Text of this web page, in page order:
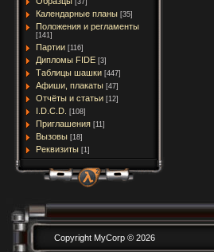
[37]
Календарные планы [35]
Положения и регламенты
[141]
Партии [116]
Дипломы FIDE [3]
Таблицы шашки [447]
Афиши, плакаты [47]
Отчёты и статьи [12]
I.D.C.D. [108]
Приглашения [11]
Вызовы [18]
Реквизиты [1]
Copyright MyCorp © 2026